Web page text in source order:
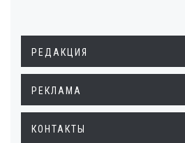
РЕДАКЦИЯ
РЕКЛАМА
КОНТАКТЫ